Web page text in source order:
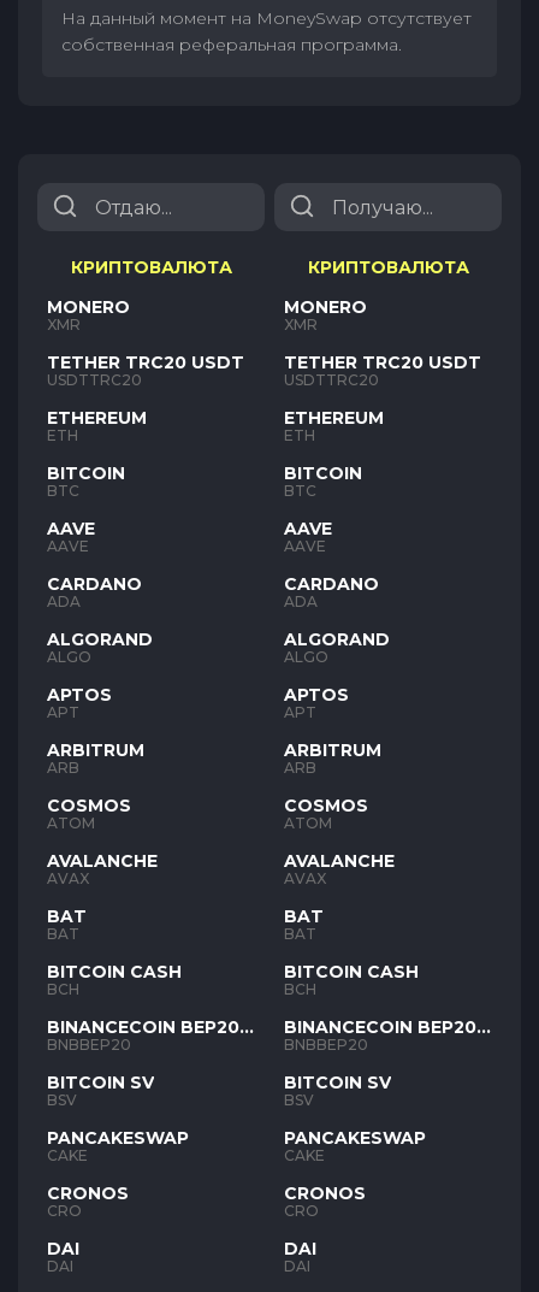
На данный момент на MoneySwap отсутствует
собственная реферальная программа.
КРИПТОВАЛЮТА
MONERO
XMR
TETHER TRC20 USDT
USDTTRC20
ETHEREUM
ETH
BITCOIN
BTC
AAVE
AAVE
CARDANO
ADA
ALGORAND
ALGO
APTOS
APT
ARBITRUM
ARB
COSMOS
ATOM
AVALANCHE
AVAX
BAT
BAT
BITCOIN CASH
BCH
BINANCECOIN BEP20
BNB
BNBBEP20
BITCOIN SV
BSV
PANCAKESWAP
CAKE
CRONOS
CRO
DAI
DAI
КРИПТОВАЛЮТА
MONERO
XMR
TETHER TRC20 USDT
USDTTRC20
ETHEREUM
ETH
BITCOIN
BTC
AAVE
AAVE
CARDANO
ADA
ALGORAND
ALGO
APTOS
APT
ARBITRUM
ARB
COSMOS
ATOM
AVALANCHE
AVAX
BAT
BAT
BITCOIN CASH
BCH
BINANCECOIN BEP20
BNB
BNBBEP20
BITCOIN SV
BSV
PANCAKESWAP
CAKE
CRONOS
CRO
DAI
DAI